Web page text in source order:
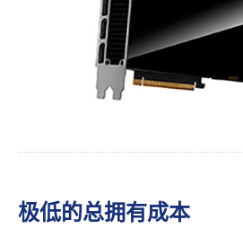
极低的总拥有成本